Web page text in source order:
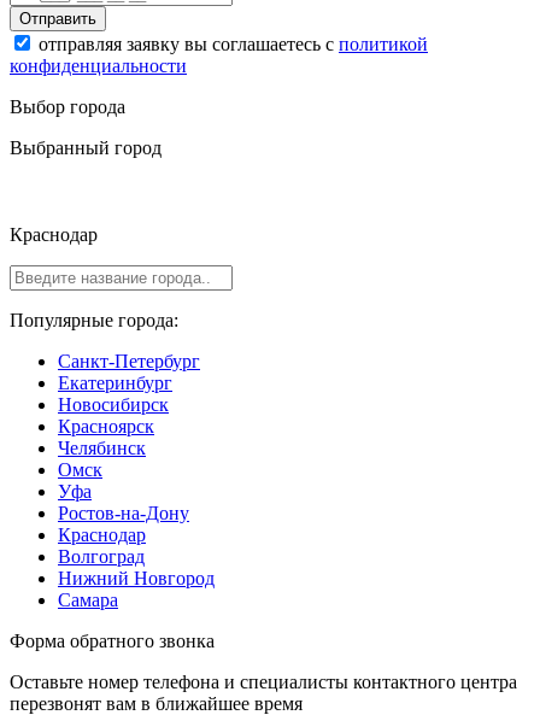
Отправить
отправляя заявку вы соглашаетесь с политикой
конфиденциальности
Выбор города
Выбранный город
Краснодар
Популярные города:
Санкт-Петербург
Екатеринбург
Новосибирск
Красноярск
Челябинск
Омск
Уфа
Ростов-на-Дону
Краснодар
Волгоград
Нижний Новгород
Самара
Форма обратного звонка
Оставьте номер телефона и специалисты контактного центра
перезвонят вам в ближайшее время